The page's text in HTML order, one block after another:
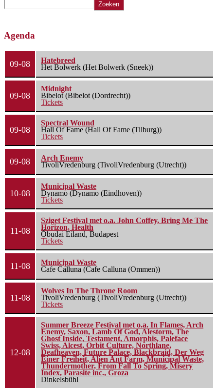
Zoeken
Agenda
09-08
Hatebreed
Het Bolwerk (Het Bolwerk (Sneek))
09-08
Midnight
Bibelot (Bibelot (Dordrecht))
Tickets
09-08
Spectral Wound
Hall Of Fame (Hall Of Fame (Tilburg))
Tickets
09-08
Arch Enemy
TivoliVredenburg (TivoliVredenburg (Utrecht))
10-08
Municipal Waste
Dynamo (Dynamo (Eindhoven))
Tickets
11-08
Sziget Festival met o.a. John Coffey, Bring Me The
Horizon, Health
Óbudai Eiland, Budapest
Tickets
11-08
Municipal Waste
Cafe Calluna (Cafe Calluna (Ommen))
11-08
Wolves In The Throne Room
TivoliVredenburg (TivoliVredenburg (Utrecht))
Tickets
12-08
Summer Breeze Festival met o.a. In Flames, Arch
Enemy, Saxon, Lamb Of God, Alestorm, The
Ghost Inside, Testament, Amorphis, Paleface
Swiss, Alcest, Orbit Culture, Northlane,
Deafheaven, Future Palace, Blackbraid, Der Weg
Einer Freiheit, Alien Ant Farm, Municipal Waste,
Thundermother, From Fall To Spring, Misery
Index, Parasite inc., Groza
Dinkelsbühl